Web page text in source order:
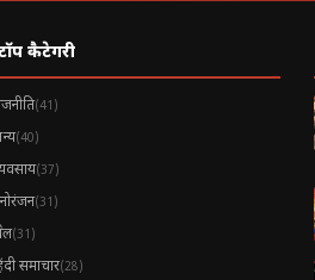
कैटेगरी
(41)
(40)
(37)
(31)
(31)
समाचार(28)